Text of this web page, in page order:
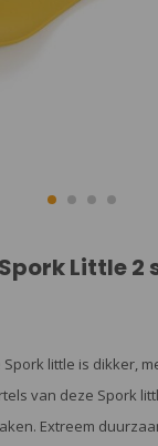
Little 2
Spork little is dikker,
van deze Spork
Extreem